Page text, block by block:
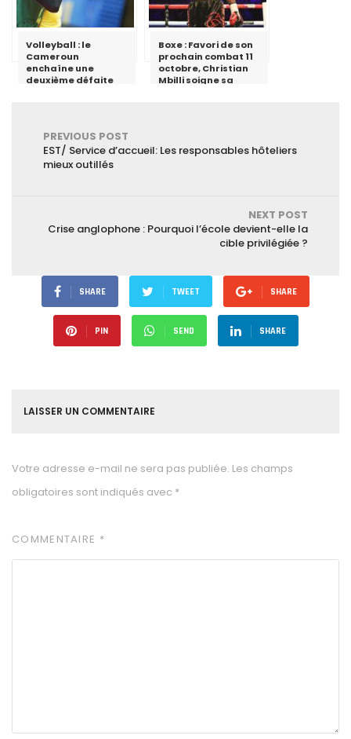
Volleyball : le
Cameroun
enchaîne une
deuxième défaite
Boxe : Favori de son
prochain combat 11
octobre, Christian
Mbilli soigne sa
PREVIOUS POST
EST/ Service d’accueil: Les responsables hôteliers
mieux outillés
NEXT POST
Crise anglophone : Pourquoi l’école devient-elle la
cible privilégiée ?
SHARE TWEET SHARE
PIN SEND SHARE
LAISSER UN COMMENTAIRE
Votre adresse e-mail ne sera pas publiée. Les champs
obligatoires sont indiqués avec *
COMMENTAIRE *